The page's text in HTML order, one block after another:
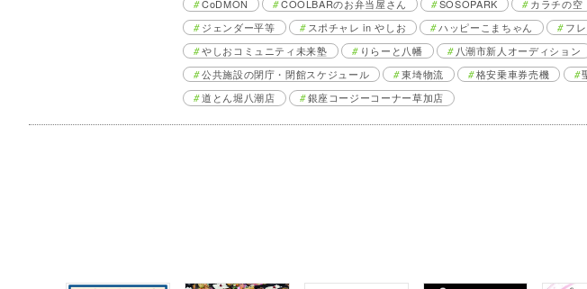
CoDMON COOLBARのお弁当屋さん SOSOPARK カラチの空
ジェンダー平等
スポチャレ in やしお ハッピーこまちゃん
フ
やしおコミュニティ未来塾
りらーと八幡 八潮市新人オーディション
公共施設の閉庁・閉館スケジュール
東埼物流 格安乗車券売機
道とん堀八潮店
銀座コージーコーナー草加店